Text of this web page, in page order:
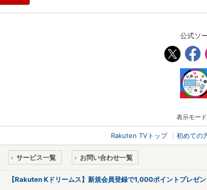
公式ソ
表示モード
Rakuten TVトップ 初めての
サービス一覧 お問い合わせ一覧
【Rakuten Kドリームス】新規会員登録で1,000ポイントプレゼン